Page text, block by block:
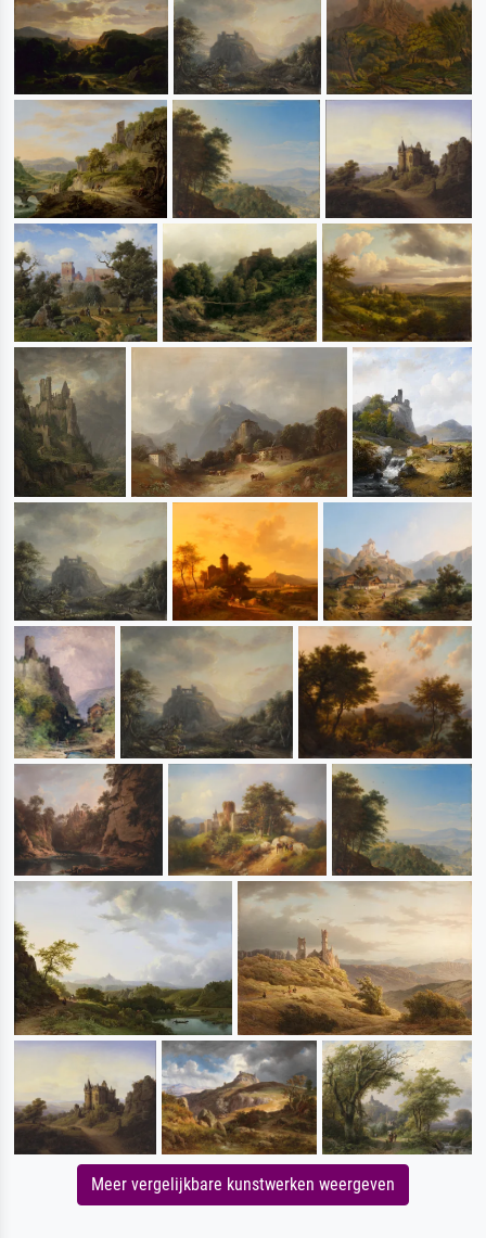
Meer vergelijkbare kunstwerken weergeven